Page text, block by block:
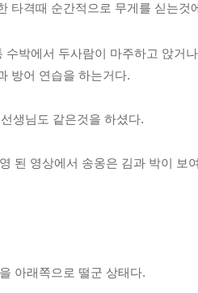
타격때 순간적으로 무게를 싣는것
수박에서 두사람이 마주하고 앉거
방어 연습을 하는거다.
생님도 같은것을 하셨다.
된 영상에서 송옹은 김과 박이 보
아래쪽으로 떨군 상태다.